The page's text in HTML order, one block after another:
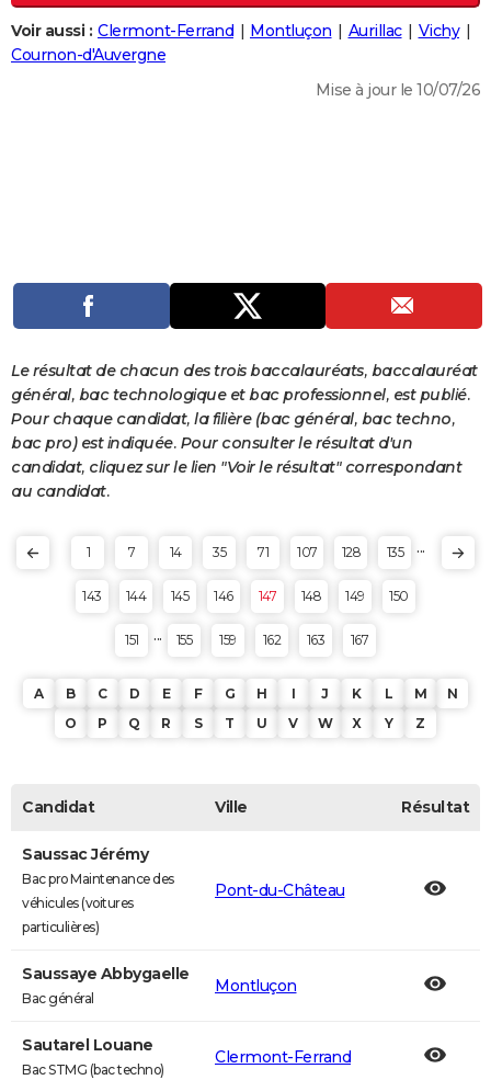
Destinations
City break
Voyage nature
Voyage de noces
Forum
Climat
+
PHOTO
COPAINS D'AVANT
S'inscrire
Se connecter
Lycées
Collèges
Primaires
Universités
Entreprises
Service militaire
Avis de recherche
FORUM
Bricolage
Lifestyle
Culture
Sport
Auto
Television
Voyage
Cinema
Voir aussi : Clermont-Ferrand Montluçon Aurillac
Vichy
Cournon-d'Auvergne
Mise à jour le 10/07/26
Le résultat de chacun des trois baccalauréats, baccalauréat
général, bac technologique et bac professionnel, est publié.
Pour chaque candidat, la filière (bac général, bac techno,
bac pro) est indiquée. Pour consulter le résultat d'un
candidat, cliquez sur le lien "Voir le résultat" correspondant
au candidat.
1 7 14 35 71 107 128 135 ...
143 144 145 146 147 148 149 150
151 ... 155 159 162 163 167
A B C D E F G H I J K L M
N
O
P Q R S T U V W X Y Z
Candidat Ville Résultat
Saussac Jérémy
Bac pro Maintenance des
véhicules (voitures
particulières)
Pont-du-Château
Saussaye Abbygaelle
Bac général
Montluçon
Sautarel Louane
Bac STMG (bac techno)
Clermont-Ferrand